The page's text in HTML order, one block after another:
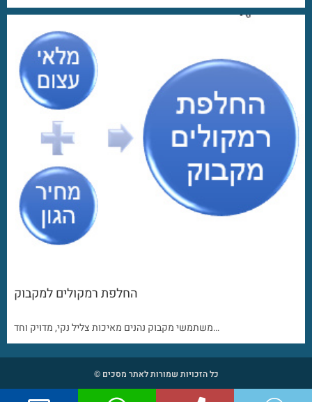
החלפת רמקולים למקבוק
משתמשי מקבוק נהנים מאיכות צליל נקי, מדויק וחד…
כל הזכויות שמורות לאתר מסכים ©